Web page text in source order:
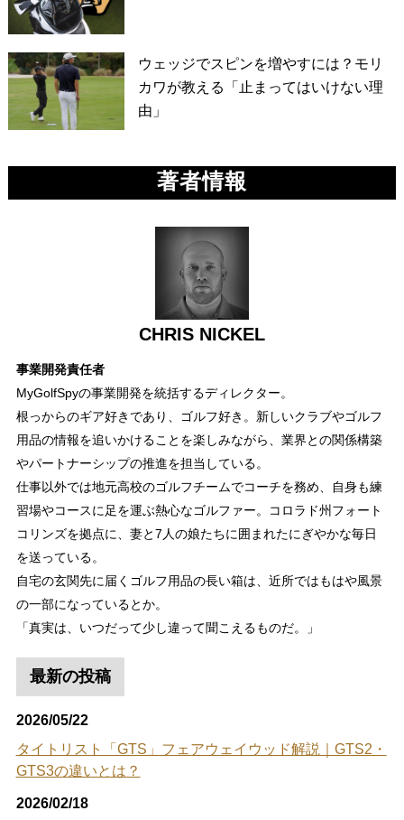
ウェッジでスピンを増やすには？モリ
カワが教える「止まってはいけない理
由」
著者情報
CHRIS NICKEL
事業開発責任者
MyGolfSpyの事業開発を統括するディレクター。
根っからのギア好きであり、ゴルフ好き。新しいクラブやゴルフ
用品の情報を追いかけることを楽しみながら、業界との関係構築
やパートナーシップの推進を担当している。
仕事以外では地元高校のゴルフチームでコーチを務め、自身も練
習場やコースに足を運ぶ熱心なゴルファー。コロラド州フォート
コリンズを拠点に、妻と7人の娘たちに囲まれたにぎやかな毎日
を送っている。
自宅の玄関先に届くゴルフ用品の長い箱は、近所ではもはや風景
の一部になっているとか。
「真実は、いつだって少し違って聞こえるものだ。」
最新の投稿
2026/05/22
タイトリスト「GTS」フェアウェイウッド解説｜GTS2・
GTS3の違いとは？
2026/02/18